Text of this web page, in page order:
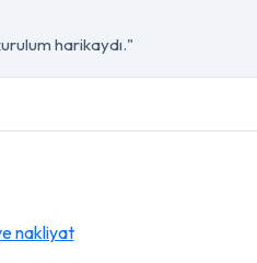
harikaydı."
nakliyat